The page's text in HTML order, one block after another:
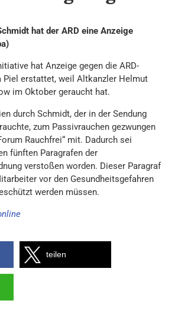
hat der ARD eine Anzeige
hat Anzeige gegen die ARD-
Piel erstattet, weil Altkanzler Helmut
im Oktober geraucht hat.
durch Schmidt, der in der Sendung
zum Passivrauchen gezwungen
Rauchfrei“ mit. Dadurch sei
fünften Paragrafen der
verstoßen worden. Dieser Paragraf
vor den Gesundheitsgefahren
werden müssen.
teilen